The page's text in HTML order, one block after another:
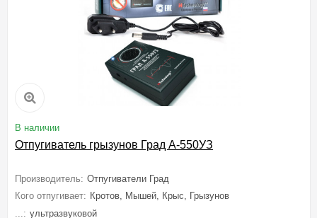
В наличии
Отпугиватель грызунов Град А-550УЗ
Производитель: Отпугиватели Град
Кого отпугивает: Кротов, Мышей, Крыс, Грызунов
...: ультразвуковой